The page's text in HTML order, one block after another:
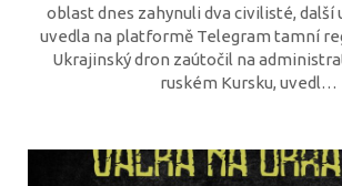
oblast dnes zahynuli dva civilisté, další
uvedla na platformě Telegram tamní
Ukrajinský dron zaútočil na
ruském Kursku, uvedl…